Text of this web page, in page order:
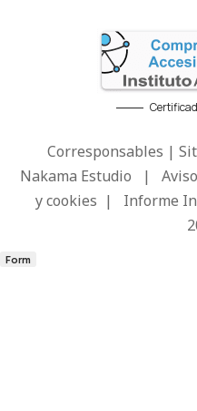
Corresponsables |
Nakama Estudio |
y cookies | Informe
Form